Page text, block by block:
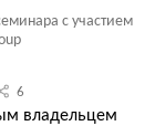
с участием
6
владельцем